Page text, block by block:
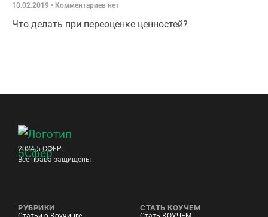
10.02.2019 Комментариев нет
Что делать при переоценке ценностей?
2024 5 СФЕР.
Все права защищены.
РУБРИКИ СТАТЬ КОУЧЕМ